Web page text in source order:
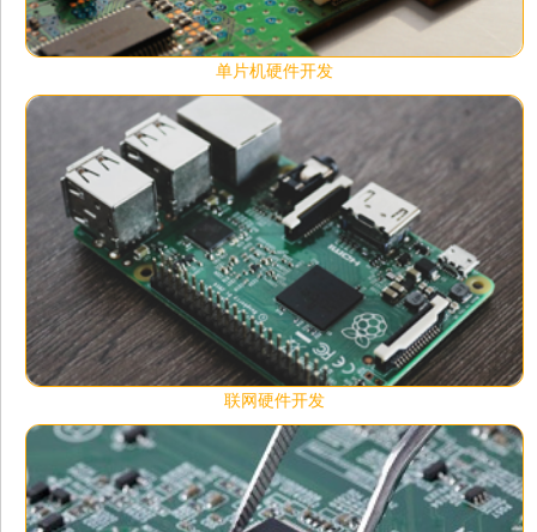
单片机硬件开发
联网硬件开发